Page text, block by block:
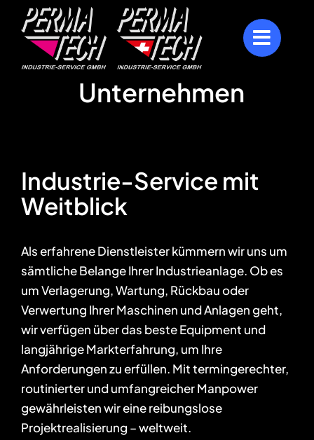
Inhalt
springen
Unternehmen
Industrie-Service mit
Weitblick
Als erfahrene Dienstleister kümmern wir uns um
sämtliche Belange Ihrer Industrieanlage. Ob es
um Verlagerung, Wartung, Rückbau oder
Verwertung Ihrer Maschinen und Anlagen geht,
wir verfügen über das beste Equipment und
langjährige Markterfahrung, um Ihre
Anforderungen zu erfüllen. Mit termingerechter,
routinierter und umfangreicher Manpower
gewährleisten wir eine reibungslose
Projektrealisierung – weltweit.